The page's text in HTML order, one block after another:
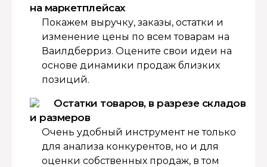
на маркетплейсах
Покажем выручку, заказы, остатки и
изменение цены по всем товарам на
Ваилдберриз. Оцените свои идеи на
основе динамики продаж близких
позиций.
Остатки товаров, в разрезе складов
и размеров
Очень удобный инструмент не только
для анализа конкурентов, но и для
оценки собственных продаж, в том